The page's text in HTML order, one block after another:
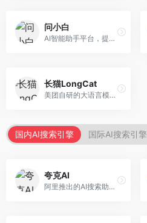
问小白
AI智能助手平台，提供知识问答、文本创作、文档处理等服务。面向普通用户和职场人士，操作简便，响应速度快，支持多场景应用。
长猫LongCat
美团自研的大语言模型对话平台，专注于本地生活服务场景。面向美团生态用户，提供智能推荐、服务问答等功能，本地生活知识覆盖全面。
国内AI搜索引擎 国际AI搜索引擎
夸克AI
阿里推出的AI搜索助手，整合搜索与AI功能。面向年轻用户，提供智能搜索、文档处理、学习辅助等服务，与夸克生态深度整合。